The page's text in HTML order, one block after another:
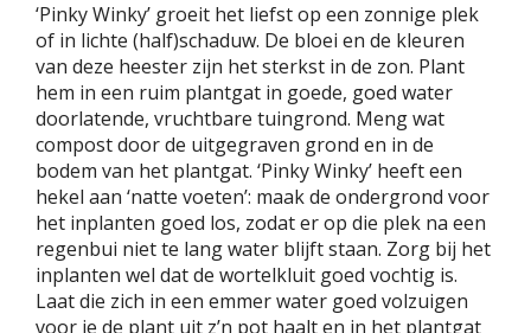
‘Pinky Winky’ groeit het liefst op een zonnige plek
of in lichte (half)schaduw. De bloei en de kleuren
van deze heester zijn het sterkst in de zon. Plant
hem in een ruim plantgat in goede, goed water
doorlatende, vruchtbare tuingrond. Meng wat
compost door de uitgegraven grond en in de
bodem van het plantgat. ‘Pinky Winky’ heeft een
hekel aan ‘natte voeten’: maak de ondergrond voor
het inplanten goed los, zodat er op die plek na een
regenbui niet te lang water blijft staan. Zorg bij het
inplanten wel dat de wortelkluit goed vochtig is.
Laat die zich in een emmer water goed volzuigen
voor je de plant uit z’n pot haalt en in het plantgat